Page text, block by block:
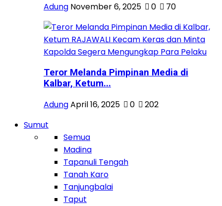
Adung November 6, 2025 0 70
Teror Melanda Pimpinan Media di
Kalbar, Ketum...
AdungApril 16, 2025 0
202
Sumut
Semua
Madina
Tapanuli Tengah
Tanah Karo
Tanjungbalai
Taput